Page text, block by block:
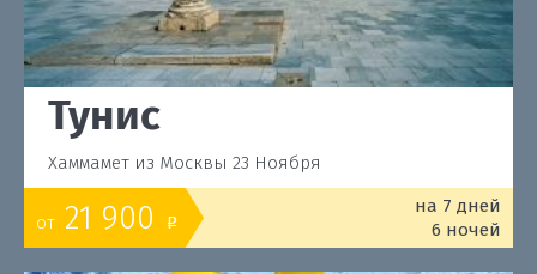
Тунис
Хаммамет из Москвы 23 Ноября
от 21 900 o
на 7 дней
6 ночей